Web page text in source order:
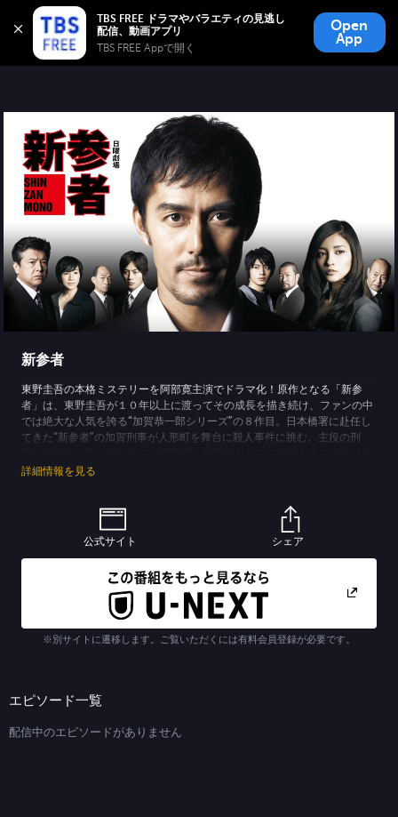
TBS FREE ドラマやバラエティの見逃し
TBS FREE Appで開く
Open
App
TBS FREE
無料見逃し配信
新参者
東野圭吾の本格ミステリーを阿部寛主演でドラマ化！原作となる「新参
者」は、東野圭吾が１０年以上に渡ってその成長を描き続け、ファンの中
では絶大な人気を誇る“加賀恭一郎シリーズ”の８作目。日本橋署に赴任し
てきた“新参者”の加賀刑事が人形町を舞台に殺人事件に挑む。主役の刑
作が初で、原作の東野圭吾とも初のタッグを組むことになる。ヒロイン・
げる、笹野高史、原田美枝子、三浦友和ら豪華俳優陣が脇を固める。ま
た、杏、市原悦子、香川照之、草刈民代、寺島進、夏川結衣、倍賞美津
子、速水もこみち、原田芳雄ら多彩なゲスト出演者たちもこのドラマに一
層の深みを与える。
(C)TBS (C)東野圭吾「新参者」（講談社刊）
詳細情報を見る
公式サイト シェア
※別サイトに遷移します。ご覧いただくには有料会員登録が必要です。
エピソード一覧
配信中のエピソードがありません